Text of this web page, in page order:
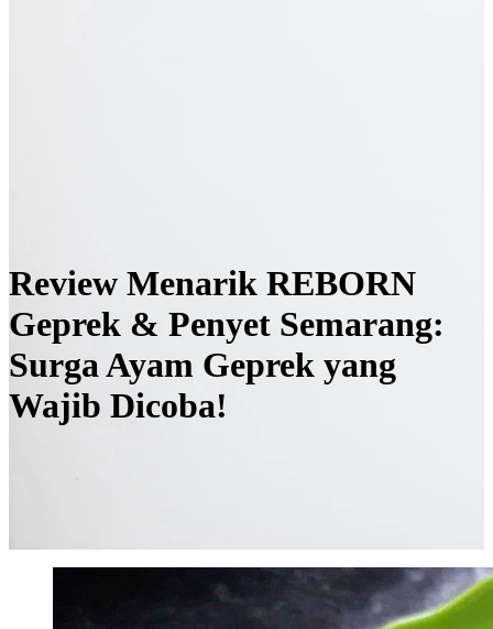
Review Menarik REBORN
Geprek & Penyet Semarang:
Surga Ayam Geprek yang
Wajib Dicoba!